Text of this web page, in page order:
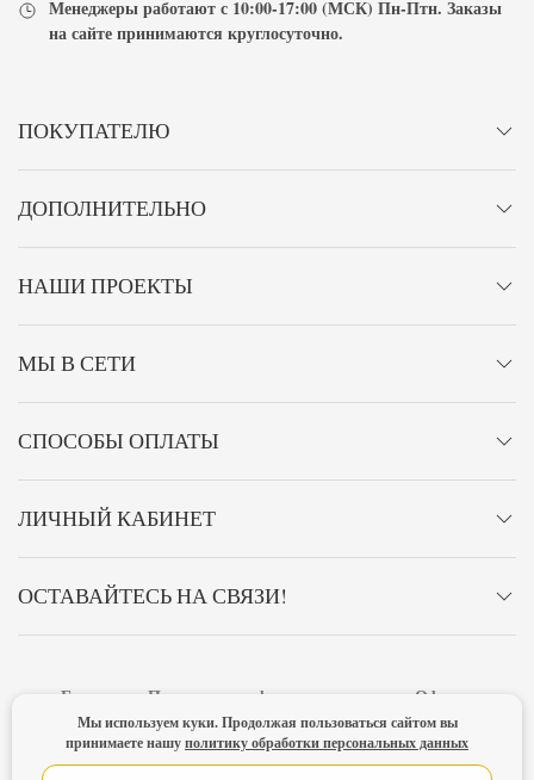
Менеджеры работают с 10:00-17:00(МСК) Пн-Птн. Заказы
на сайте принимаются круглосуточно.
ПОКУПАТЕЛЮ
ДОПОЛНИТЕЛЬНО
НАШИ ПРОЕКТЫ
МЫ В СЕТИ
СПОСОБЫ ОПЛАТЫ
ЛИЧНЫЙ КАБИНЕТ
ОСТАВАЙТЕСЬ НА СВЯЗИ!
Главная Политика конфиденциальности
Оферта
Новости
Мы используем куки. Продолжая пользоваться сайтом вы
принимаете нашуполитику обработки персональных данных